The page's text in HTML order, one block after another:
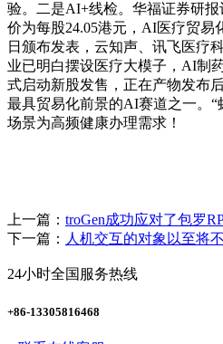
验。二是AI+线检。华福证券研
价为每股24.05港元，AI医疗贸易
日颁布发表，云知声、讯飞医疗
业已明白摆设医疗大模子，AI制
式启动新股发售，正在产物发布
最具贸易化前景的AI赛道之一。“
场景为高频健康办理需求！
上一篇： troGen成功应对了包罗
下一篇： 人机交互的对象以至将
24小时全国服务热线
+86-13305816468